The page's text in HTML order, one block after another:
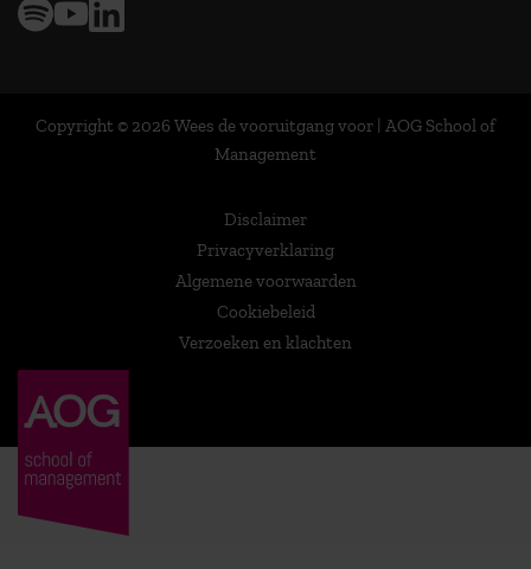
Copyright © 2026 Wees de vooruitgang voor | AOG School of
Management
Disclaimer
Privacyverklaring
Algemene voorwaarden
Cookiebeleid
Verzoeken en klachten